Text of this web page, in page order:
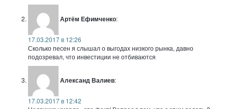
Артём Ефимченко:
17.03.2017 в 12:26
Сколько песен я слышал о выгодах низкого рынка, давно
подозревал, что инвестиции не отбиваются
Александ Валиев:
17.03.2017 в 12:42